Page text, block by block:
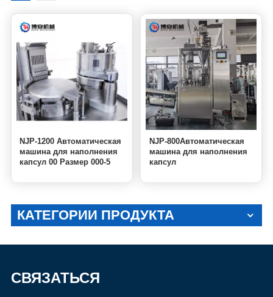
NJP-1200 Автоматическая
машина для наполнения
капсул 00 Размер 000-5
Пеллеты Гель
капсул
NJP-800Автоматическая
машина для наполнения
капсул
КАТЕГОРИИ ПРОДУКТА
СВЯЗАТЬСЯ